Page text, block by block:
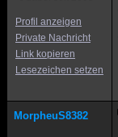
Profil anzeigen
Private Nachricht
Link kopieren
Lesezeichen setzen
MorpheuS8382